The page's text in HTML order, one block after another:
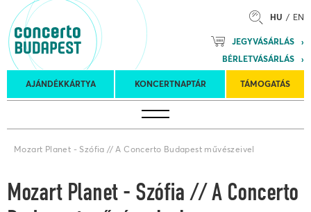
HU EN
JEGYVÁSÁRLÁS
BÉRLETVÁSÁRLÁS
AJÁNDÉKKÁRTYA KONCERTNAPTÁR TÁMOGATÁS
Koncertnaptár
turnék
Kulturális
Program
Felkéréses
koncertek
Mozart Planet - Szófia // A Concerto Budapest művészeivel
Mozart Planet - Szófia // A Concerto